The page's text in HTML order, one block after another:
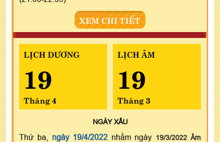
XEM CHI TIẾT
LỊCH DƯƠNG
19
Tháng 4
LỊCH ÂM
19
Tháng 3
NGÀYXẤU
Thứ ba, ngày 19/4/2022 nhằm ngày 19/3/2022 Âm